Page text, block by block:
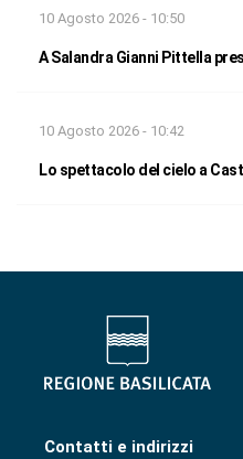
10 Agosto 2026 - 10:50
A Salandra Gianni Pittella
10 Agosto 2026 - 10:42
Lo spettacolo del cielo a
Contatti e indirizzi